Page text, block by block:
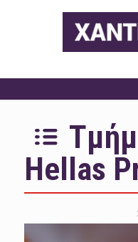
Hellas